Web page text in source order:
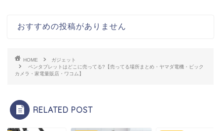
おすすめの投稿がありません
HOME
ガジェット
ペンタブレットはどこに売ってる?【売ってる場所まとめ・ヤマダ電機・ビック
カメラ・家電量販店・ワコム】
RELATED POST